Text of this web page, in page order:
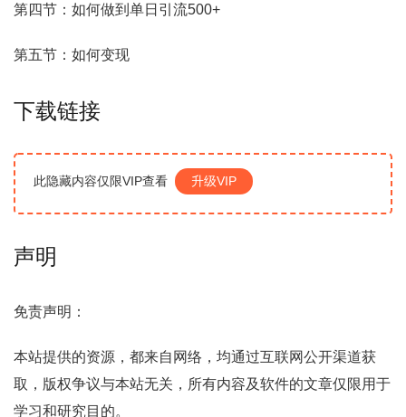
第四节：如何做到单日引流500+
第五节：如何变现
下载链接
此隐藏内容仅限VIP查看 升级VIP
声明
免责声明：
本站提供的资源，都来自网络，均通过互联网公开渠道获
取，版权争议与本站无关，所有内容及软件的文章仅限用于
学习和研究目的。